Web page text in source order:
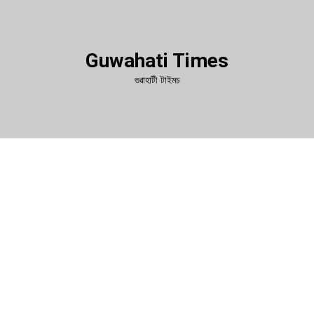
Guwahati Times
গুৱাহাটী টাইমচ